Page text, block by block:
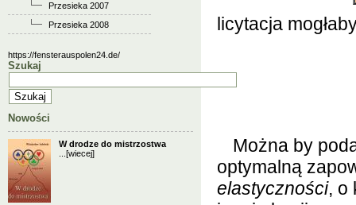
Przesieka 2007
Przesieka 2008
https://fensterauspolen24.de/
Szukaj
Nowości
W drodze do mistrzostwa
[wiecej]
licytacja
Można by
optymalną
elastyczności, o